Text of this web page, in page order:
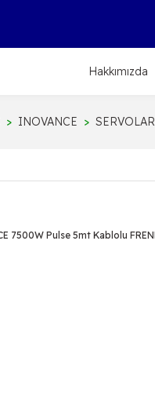
Hakkımızda
INOVANCE SERVOLAR